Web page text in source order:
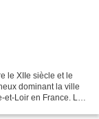
le XIIe siècle et le
dominant la ville
et-Loir en France. Le